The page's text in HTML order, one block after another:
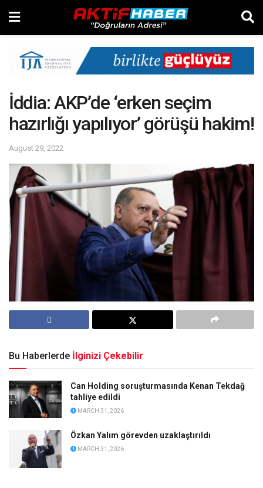
İddia: AKP’de ‘erken seçim
hazırlığı yapılıyor’ görüşü hakim!
August 29, 2022
Bu Haberlerde İlginizi Çekebilir
Can Holding soruşturmasında Kenan Tekdağ
tahliye edildi
MARCH 31, 2026
Özkan Yalım görevden uzaklaştırıldı
MARCH 31, 2026